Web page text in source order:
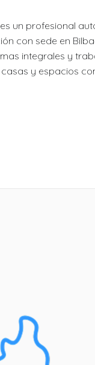
un profesional
con sede en
integrales y
y espacios